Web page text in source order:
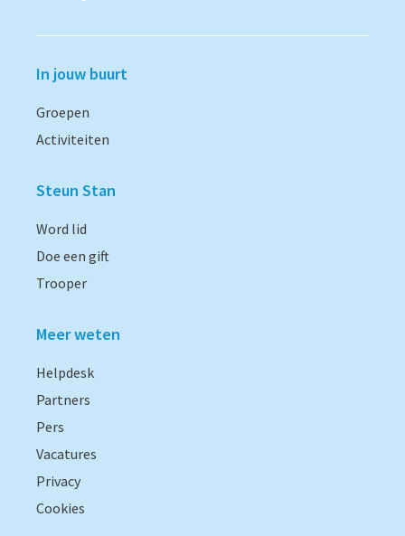
In jouw buurt
Groepen
Activiteiten
Steun Stan
Word lid
Doe een gift
Trooper
Meer weten
Helpdesk
Partners
Pers
Vacatures
Privacy
Cookies